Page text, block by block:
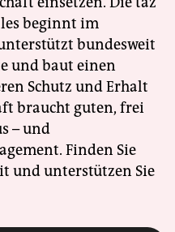
beginnt im
bundesweit
und baut einen
Schutz und Erhalt
braucht guten, frei
– und
Finden Sie
und unterstützen Sie